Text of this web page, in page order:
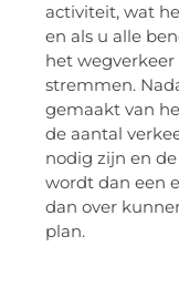
activiteit, wat
en als u alle
het
stremmen.
gemaakt van
de aantal
nodig zijn en
wordt dan een
dan over
plan.